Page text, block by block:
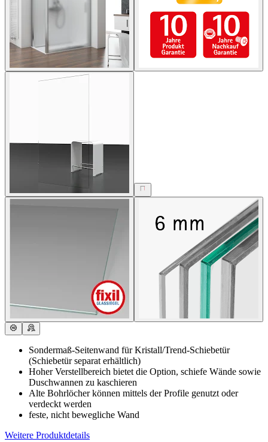
Sondermaß-Seitenwand für Kristall/Trend-Schiebetür
(Schiebetür separat erhältlich)
Hoher Verstellbereich bietet die Option, schiefe Wände sowie
Duschwannen zu kaschieren
Alte Bohrlöcher können mittels der Profile genutzt oder
verdeckt werden
feste, nicht bewegliche Wand
Weitere Produktdetails